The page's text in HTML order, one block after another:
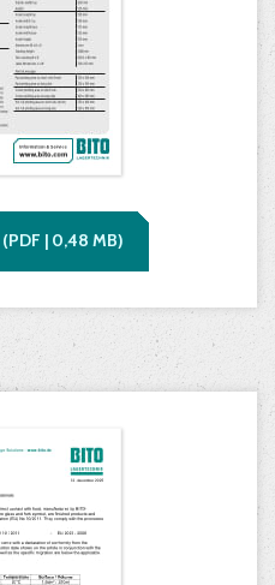
(PDF | 0,48 MB)